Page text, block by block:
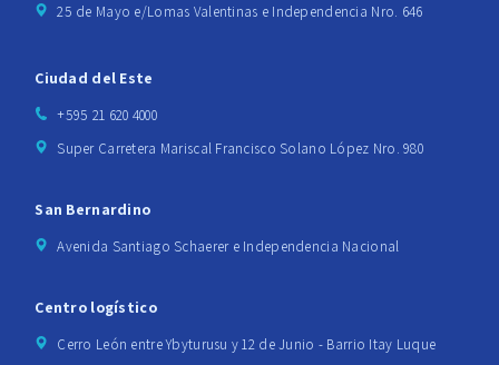
25 de Mayo e/Lomas Valentinas e Independencia Nro. 646
Ciudad del Este
+595 21 620 4000
Super Carretera Mariscal Francisco Solano López Nro. 980
San Bernardino
Avenida Santiago Schaerer e Independencia Nacional
Centro logístico
Cerro León entre Ybyturusu y 12 de Junio - Barrio Itay Luque